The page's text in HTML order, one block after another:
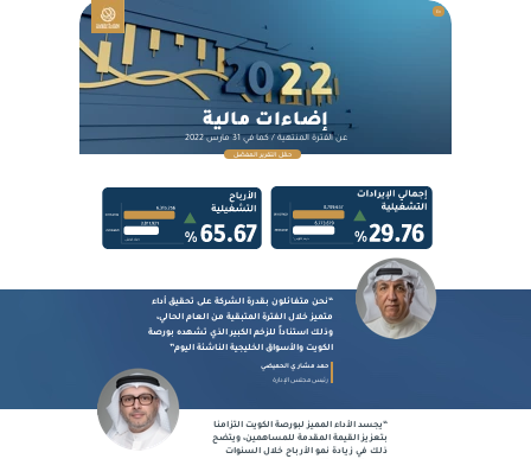
En
إضاءات مالية
عن الفترة المنتهية / كما في 31 مارس 2022
حمّل التقرير المفصّل
“نحن متفائلون بقدرة الشركة على تحقيق أداء
متميز خلال الفترة المتبقية من العام الحالي،
وذلك استناداً للزخم الكبير الذي تشهده بورصة
الكويت والأسواق الخليجية الناشئة اليوم”
حمد مشاري الحميضي
رئيس مجلس الإدارة
“يجسد الأداء المميز لبورصة الكويت التزامنا
بتعزيز القيمة المقدمة للمساهمين، ويتضح
ذلك في زيادة نمو الأرباح خلال السنوات